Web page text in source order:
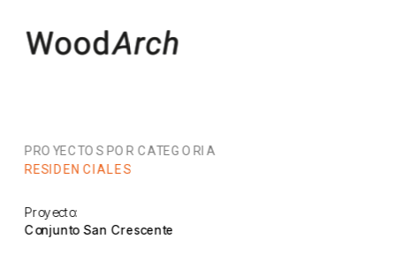
PROYECTOS POR CATEGORIA
RESIDENCIALES
Proyecto:
Conjunto San Crescente